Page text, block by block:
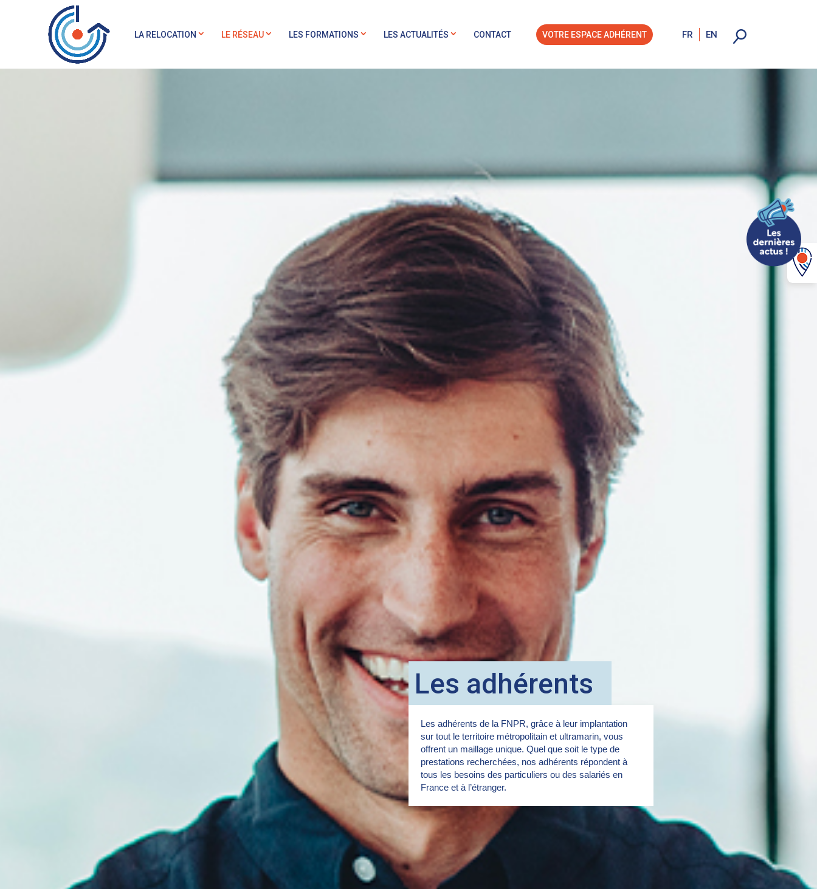
LA RELOCATION LE RÉSEAU LES FORMATIONS LES ACTUALITÉS CONTACT VOTRE ESPACE ADHÉRENT FR EN
Les adhérents
Les adhérents de la FNPR, grâce à leur implantation
sur tout le territoire métropolitain et ultramarin, vous
offrent un maillage unique. Quel que soit le type de
prestations recherchées, nos adhérents répondent à
tous les besoins des particuliers ou des salariés en
France et à l’étranger.